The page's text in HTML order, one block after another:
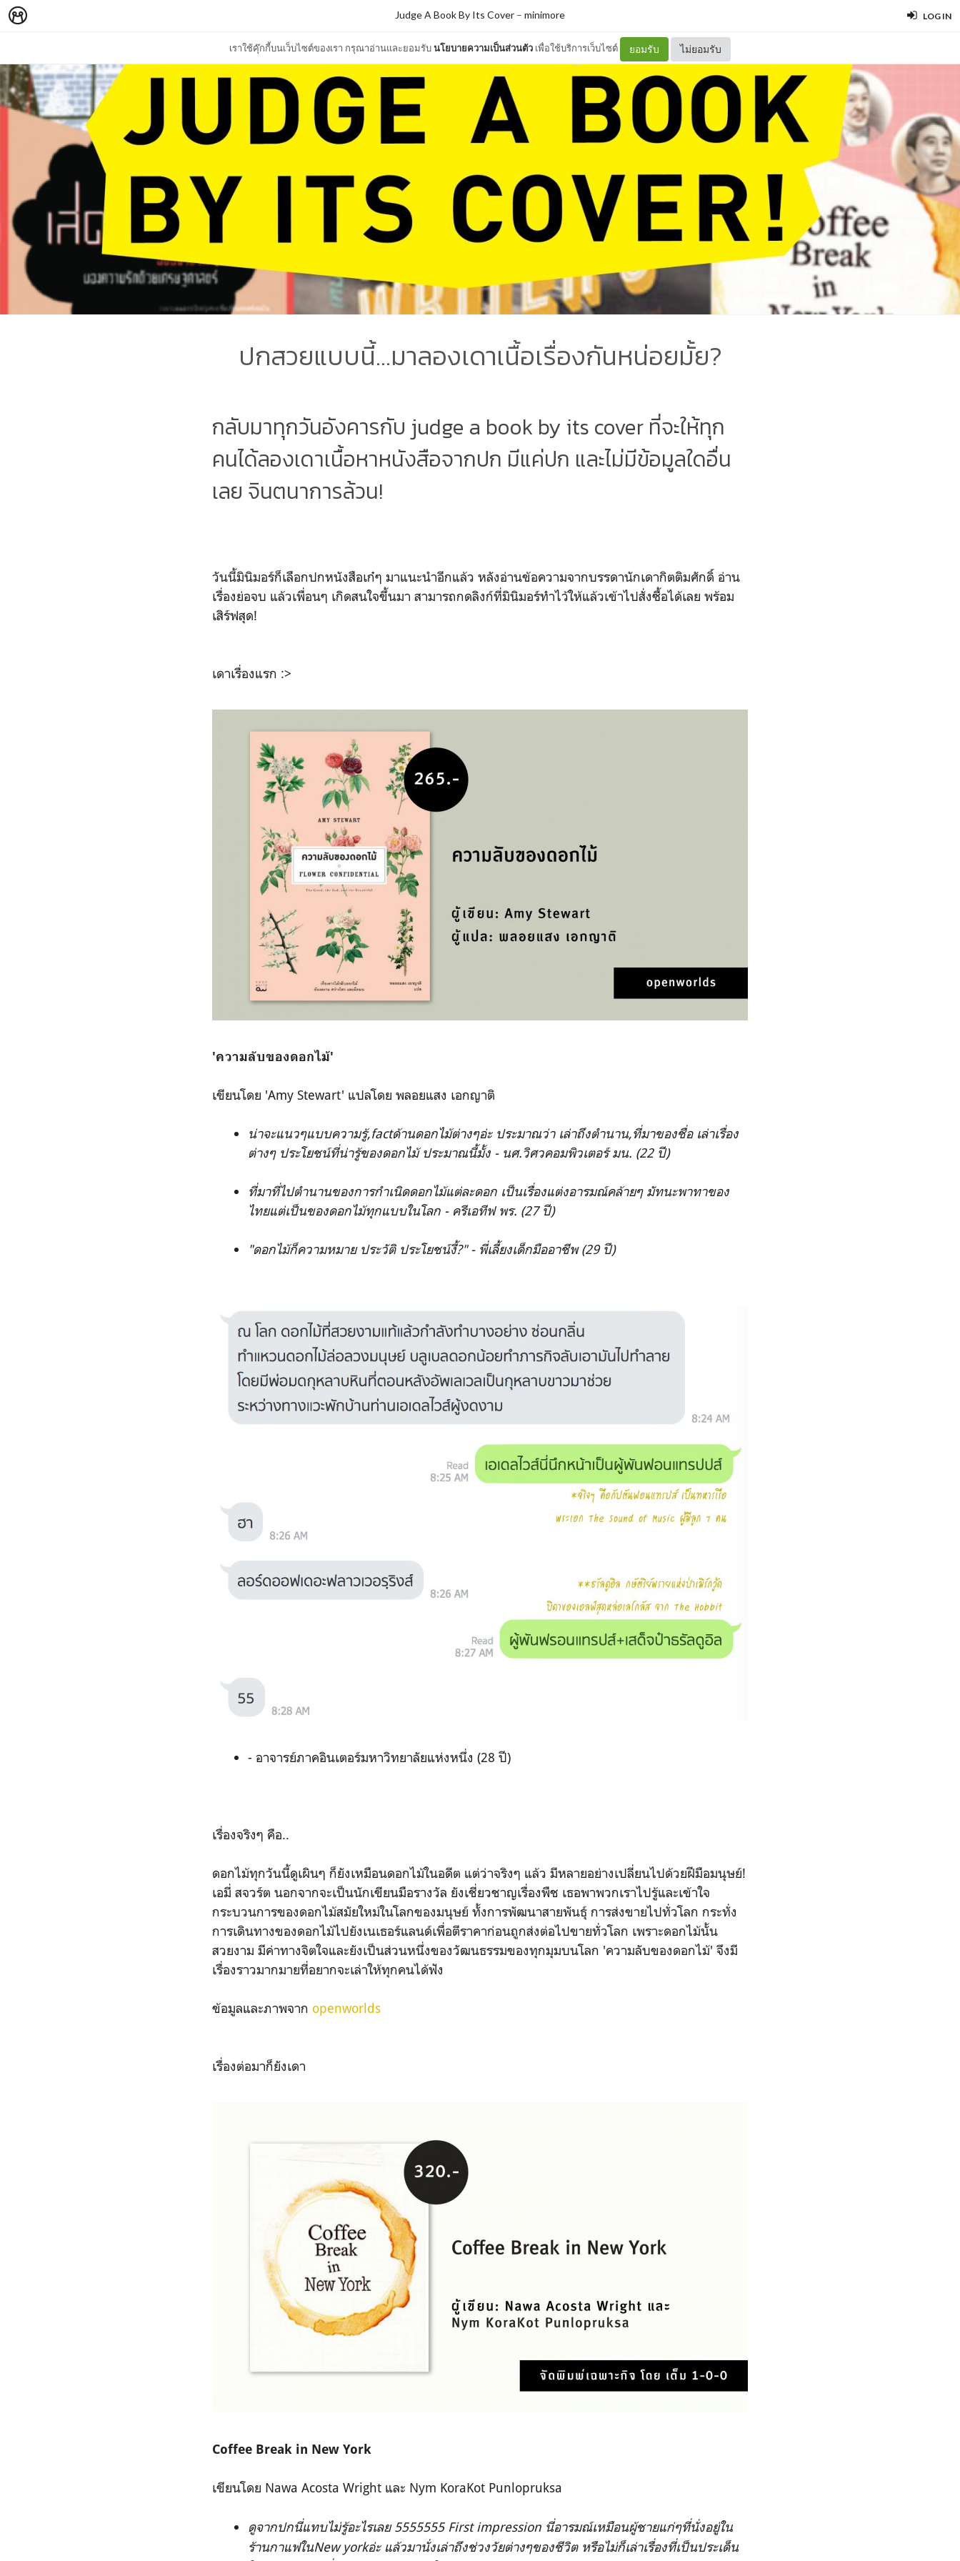
LOG IN
เราใช้คุ๊กกี้บนเว็บไซต์ของเรา กรุณาอ่านและยอมรับนโยบายความเป็นส่วนตัว เพื่อใช้บริการเว็บไซต์ ยอมรับ ไม่ยอมรับ
Judge A Book By Its Cover – minimore
ปกสวยแบบนี้...มาลองเดาเนื้อเรื่องกันหน่อยมั้ย?
กลับมาทุกวันอังคารกับ judge a book by its cover ที่จะให้ทุก
คนได้ลองเดาเนื้อหาหนังสือจากปก มีแค่ปก และไม่มีข้อมูลใดอื่น
เลย จินตนาการล้วน!
วันนี้มินิมอร์ก็เลือกปกหนังสือเก๋ๆ มาแนะนำอีกแล้ว หลังอ่านข้อความจากบรรดานักเดากิตติมศักดิ์ อ่าน
เรื่องย่อจบ แล้วเพื่อนๆ เกิดสนใจขึ้นมา สามารถกดลิงก์ที่มินิมอร์ทำไว้ให้แล้วเข้าไปสั่งซื้อได้เลย พร้อม
เสิร์ฟสุด!
เดาเรื่องแรก :>
'ความลับของดอกไม้'
เขียนโดย 'Amy Stewart' แปลโดย พลอยแสง เอกญาติ
น่าจะแนวๆแบบความรู้,factด้านดอกไม้ต่างๆอ่ะ ประมาณว่า เล่าถึงตำนาน,ที่มาของชื่อ เล่าเรื่อง
ต่างๆ ประโยชน์ที่น่ารู้ของดอกไม้ ประมาณนี้มั้ง - นศ.วิศวคอมพิวเตอร์ มน. (22 ปี)
ที่มาที่ไปตำนานของการกำเนิดดอกไม้แต่ละดอก เป็นเรื่องแต่งอารมณ์คล้ายๆ มัทนะพาทาของ
ไทยแต่เป็นของดอกไม้ทุกแบบในโลก - ครีเอทีฟ พร. (27 ปี)
"ดอกไม้ก็ความหมาย ประวัติ ประโยชน์งี้?" - พี่เลี้ยงเด็กมืออาชีพ (29 ปี)
- อาจารย์ภาคอินเตอร์มหาวิทยาลัยแห่งหนึ่ง (28 ปี)
เรื่องจริงๆ คือ..
ดอกไม้ทุกวันนี้ดูเผินๆ ก็ยังเหมือนดอกไม้ในอดีต แต่ว่าจริงๆ แล้ว มีหลายอย่างเปลี่ยนไปด้วยฝีมือมนุษย์!
เอมี่ สจวร์ต นอกจากจะเป็นนักเขียนมือรางวัล ยังเชี่ยวชาญเรื่องพืช เธอพาพวกเราไปรู้และเข้าใจ
กระบวนการของดอกไม้สมัยใหม่ในโลกของมนุษย์ ทั้งการพัฒนาสายพันธุ์ การส่งขายไปทั่วโลก กระทั่ง
การเดินทางของดอกไม้ไปยังเนเธอร์แลนด์เพื่อตีราคาก่อนถูกส่งต่อไปขายทั่วโลก เพราะดอกไม้นั้น
สวยงาม มีค่าทางจิตใจและยังเป็นส่วนหนึ่งของวัฒนธรรมของทุกมุมบนโลก 'ความลับของดอกไม้' จึงมี
เรื่องราวมากมายที่อยากจะเล่าให้ทุกคนได้ฟัง
ข้อมูลและภาพจาก openworlds
เรื่องต่อมาก็ยังเดา
Coffee Break in New York
เขียนโดย Nawa Acosta Wright และ Nym KoraKot Punlopruksa
ดูจากปกนี่แทบไม่รู้อะไรเลย 5555555 First impression นี่อารมณ์เหมือนผู้ชายแก่ๆที่นั่งอยู่ใน
ร้านกาแฟในNew yorkอ่ะ แล้วมานั่งเล่าถึงช่วงวัยต่างๆของชีวิต หรือไม่ก็เล่าเรื่องที่เป็นประเด็น